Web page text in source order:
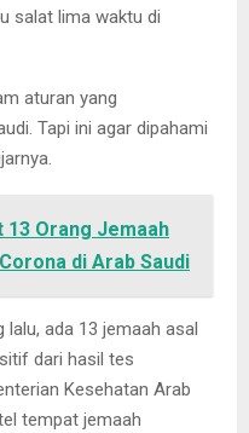
salat lima waktu di
aturan yang
Tapi ini agar dipahami
13 Orang Jemaah
di Arab Saudi
lalu, ada 13 jemaah asal
dari hasil tes
Kesehatan Arab
tempat jemaah